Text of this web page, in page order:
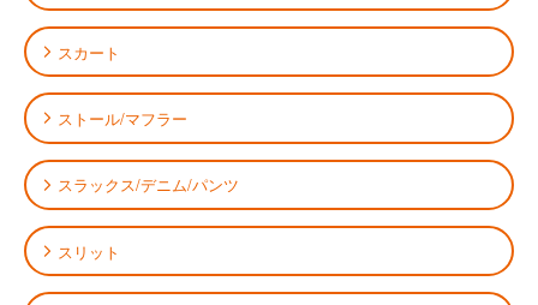
スカート
ストール/マフラー
スラックス/デニム/パンツ
スリット